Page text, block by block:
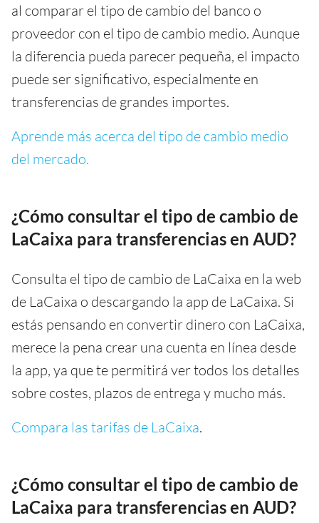
al comparar el tipo de cambio del banco o
proveedor con el tipo de cambio medio. Aunque
la diferencia pueda parecer pequeña, el impacto
puede ser significativo, especialmente en
transferencias de grandes importes.
Aprende más acerca del tipo de cambio medio
del mercado.
¿Cómo consultar el tipo de cambio de
LaCaixa para transferencias en AUD?
Consulta el tipo de cambio de LaCaixa en la web
de LaCaixa o descargando la app de LaCaixa. Si
estás pensando en convertir dinero con LaCaixa,
merece la pena crear una cuenta en línea desde
la app, ya que te permitirá ver todos los detalles
sobre costes, plazos de entrega y mucho más.
Compara las tarifas de LaCaixa.
¿Cómo consultar el tipo de cambio de
LaCaixa para transferencias en AUD?